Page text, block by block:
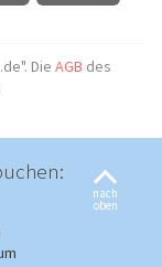
Die AGB des
nach
oben